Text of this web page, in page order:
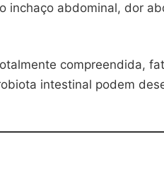
inchaço abdominal, dor
compreendida,
intestinal podem